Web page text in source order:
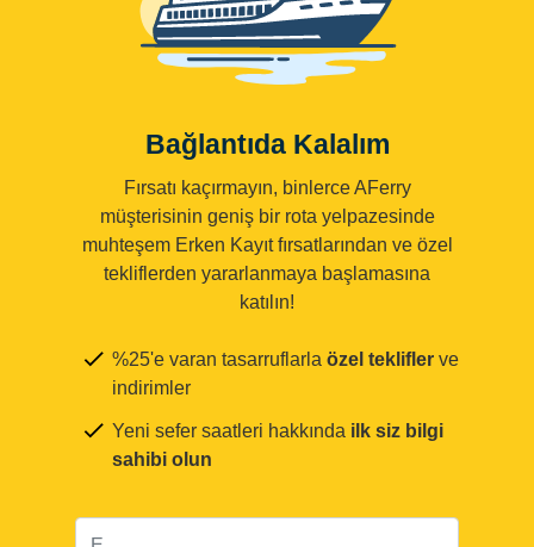
Bağlantıda Kalalım
Fırsatı kaçırmayın, binlerce AFerry
müşterisinin geniş bir rota yelpazesinde
muhteşem Erken Kayıt fırsatlarından ve özel
tekliflerden yararlanmaya başlamasına
katılın!
%25'e varan tasarruflarla özel teklifler ve
indirimler
Yeni sefer saatleri hakkında ilk siz bilgi
sahibi olun